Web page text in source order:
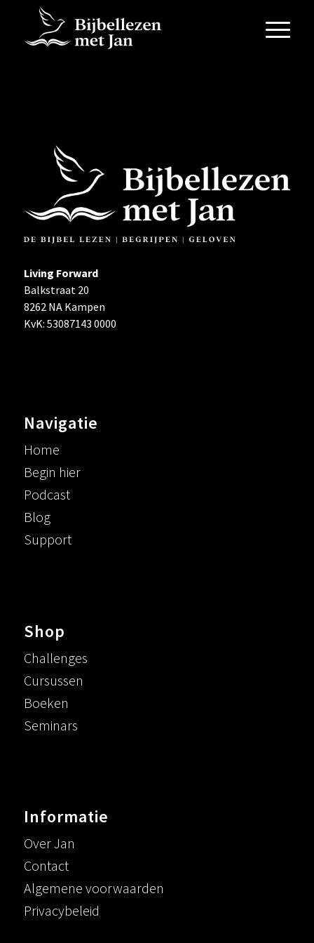
Living Forward
Balkstraat 20
8262 NA Kampen
KvK: 53087143 0000
Navigatie
Home
Begin hier
Podcast
Blog
Support
Shop
Challenges
Cursussen
Boeken
Seminars
Informatie
Over Jan
Contact
Algemene voorwaarden
Privacybeleid